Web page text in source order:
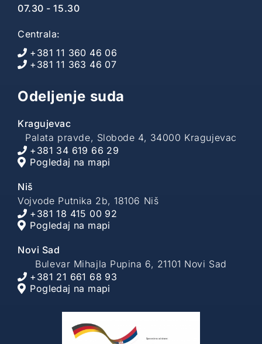
07.30 - 15.30
Centrala:
+381 11 360 46 06
+381 11 363 46 07
Odeljenje suda
Kragujevac
Palata pravde, Slobode 4, 34000 Kragujevac
+381 34 619 66 29
Pogledaj na mapi
Niš
Vojvode Putnika 2b, 18106 Niš
+381 18 415 00 92
Pogledaj na mapi
Novi Sad
Bulevar Mihajla Pupina 6, 21101 Novi Sad
+381 21 661 68 93
Pogledaj na mapi